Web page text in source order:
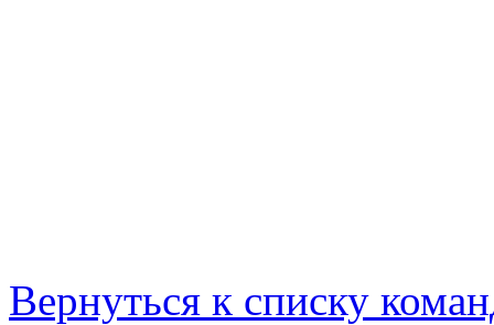
Вернуться к списку